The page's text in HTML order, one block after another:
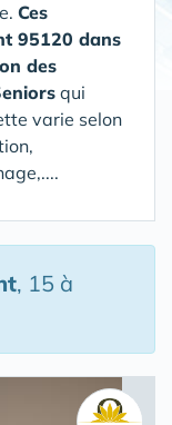
Ces
95120 dans
des
qui
varie selon
, 15 à